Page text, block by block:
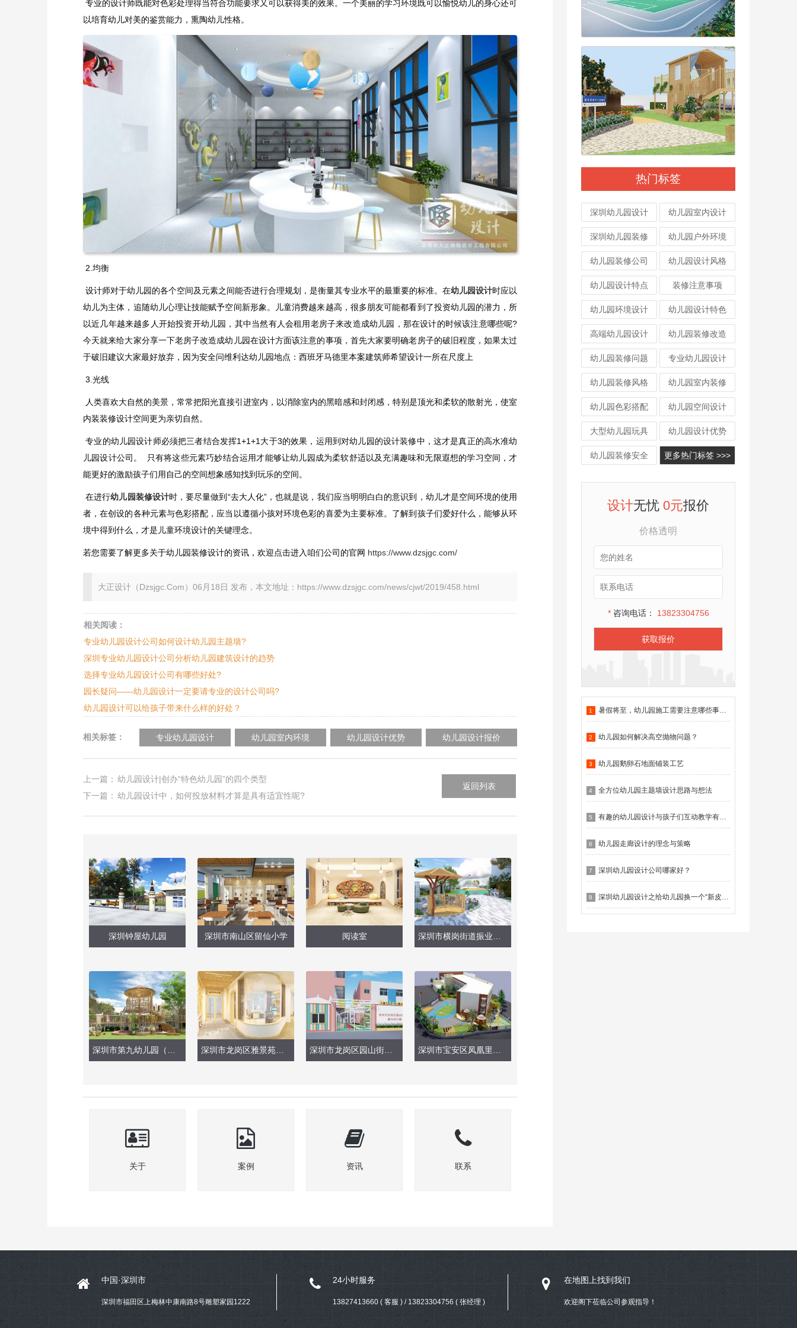
专业的设计师既能对色彩处理得当符合功能要求又可以获得美的效果。一个美丽的学习环境既可以愉悦幼儿的身心还可
以培育幼儿对美的鉴赏能力，熏陶幼儿性格。
2.均衡
设计师对于幼儿园的各个空间及元素之间能否进行合理规划，是衡量其专业水平的最重要的标准。在幼儿园设计时应以
幼儿为主体，追随幼儿心理让技能赋予空间新形象。儿童消费越来越高，很多朋友可能都看到了投资幼儿园的潜力，所
以近几年越来越多人开始投资开幼儿园，其中当然有人会租用老房子来改造成幼儿园，那在设计的时候该注意哪些呢?
今天就来给大家分享一下老房子改造成幼儿园在设计方面该注意的事项，首先大家要明确老房子的破旧程度，如果太过
于破旧建议大家最好放弃，因为安全问维利达幼儿园地点：西班牙马德里本案建筑师希望设计一所在尺度上
3.光线
人类喜欢大自然的美景，常常把阳光直接引进室内，以消除室内的黑暗感和封闭感，特别是顶光和柔软的散射光，使室
内装装修设计空间更为亲切自然。
专业的幼儿园设计师必须把三者结合发挥1+1+1大于3的效果，运用到对幼儿园的设计装修中，这才是真正的高水准幼
儿园设计公司。 只有将这些元素巧妙结合运用才能够让幼儿园成为柔软舒适以及充满趣味和无限遐想的学习空间，才
能更好的激励孩子们用自己的空间想象感知找到玩乐的空间。
在进行幼儿园装修设计时，要尽量做到“去大人化”，也就是说，我们应当明明白白的意识到，幼儿才是空间环境的使用
者，在创设的各种元素与色彩搭配，应当以遵循小孩对环境色彩的喜爱为主要标准。了解到孩子们爱好什么，能够从环
境中得到什么，才是儿童环境设计的关键理念。
若您需要了解更多关于幼儿园装修设计的资讯，欢迎点击进入咱们公司的官网 https://www.dzsjgc.com/
大正设计（Dzsjgc.Com）06月18日 发布，本文地址：https://www.dzsjgc.com/news/cjwt/2019/458.html
热门标签
深圳幼儿园设计 幼儿园室内设计
深圳幼儿园装修 幼儿园户外环境
幼儿园装修公司 幼儿园设计风格
幼儿园设计特点 装修注意事项
幼儿园环境设计 幼儿园设计特色
高端幼儿园设计 幼儿园装修改造
幼儿园装修问题 专业幼儿园设计
幼儿园装修风格 幼儿园室内装修
幼儿园色彩搭配 幼儿园空间设计
大型幼儿园玩具 幼儿园设计优势
幼儿园装修安全 更多热门标签 >>>
设计无忧0元报价
价格透明
*咨询电话： 13823304756
获取报价
1 暑假将至，幼儿园施工需要注意哪些事项？
2 幼儿园如何解决高空抛物问题？
3 幼儿园鹅卵石地面铺装工艺
4 全方位幼儿园主题墙设计思路与想法
5 有趣的幼儿园设计与孩子们互动教学有什么作用？
6 幼儿园走廊设计的理念与策略
7 深圳幼儿园设计公司哪家好？
8 深圳幼儿园设计之给幼儿园换一个“新皮肤”
相关阅读：
专业幼儿园设计公司如何设计幼儿园主题墙?
深圳专业幼儿园设计公司分析幼儿园建筑设计的趋势
选择专业幼儿园设计公司有哪些好处?
园长疑问——幼儿园设计一定要请专业的设计公司吗?
幼儿园设计可以给孩子带来什么样的好处？
相关标签： 专业幼儿园设计 幼儿园室内环境 幼儿园设计优势 幼儿园设计报价
返回列表
上一篇： 幼儿园设计|创办“特色幼儿园”的四个类型
下一篇： 幼儿园设计中，如何投放材料才算是具有适宜性呢?
深圳钟屋幼儿园 深圳市南山区留仙小学 阅读室
关于 案例 资讯 联系
中国·深圳市
深圳市福田区上梅林中康南路8号雕塑家园1222
24小时服务
13827413660 ( 客服 ) / 13823304756 ( 张经理 )
在地图上找到我们
欢迎阁下莅临公司参观指导！